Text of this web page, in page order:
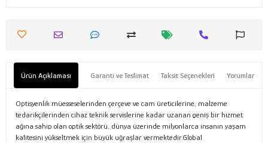
Ürün Açıklaması Garanti ve Teslimat Taksit Seçenekleri Yorumlar
Optisyenlik müesseselerinden çerçeve ve cam üreticilerine, malzeme
tedarikçilerinden cihaz teknik servislerine kadar uzanan geniş bir hizmet
ağına sahip olan optik sektörü, dünya üzerinde milyonlarca insanın yaşam
kalitesini yükseltmek için büyük uğraşlar vermektedir.Global